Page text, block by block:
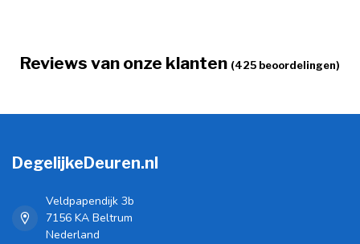
Reviews van onze klanten (425 beoordelingen)
DegelijkeDeuren.nl
Veldpapendijk 3b
7156 KA Beltrum
Nederland